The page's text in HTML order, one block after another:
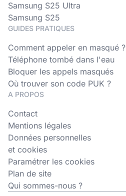
Samsung S25 Ultra
Samsung S25
GUIDES PRATIQUES
Comment appeler en masqué ?
Téléphone tombé dans l'eau
Bloquer les appels masqués
Où trouver son code PUK ?
A PROPOS
Contact
Mentions légales
Données personnelles
et cookies
Paramétrer les cookies
Plan de site
Qui sommes-nous ?